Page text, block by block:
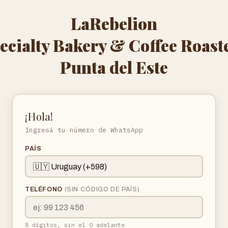
LaRebelion
Bakery & Coffee
Punta del Este
¡Hola!
Ingresá tu número de WhatsApp
PAÍS
TELÉFONO (SIN CÓDIGO DE PAÍS)
8 dígitos, sin el 0 adelante